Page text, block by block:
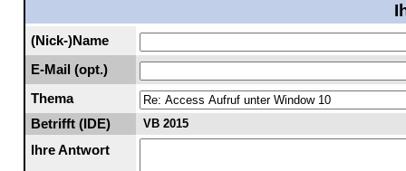
(Nick-)Name
E-Mail (opt.)
Thema
Betrifft (IDE)
VB 2015
Ihre Antwort